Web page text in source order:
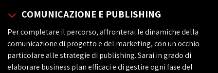
COMUNICAZIONE E PUBLISHING
Per completare il percorso, affronterai le dinamiche della
comunicazione di progetto e del marketing, con un occhio
particolare alle strategie di publishing. Sarai in grado di
elaborare business plan efficaci e di gestire ogni fase del